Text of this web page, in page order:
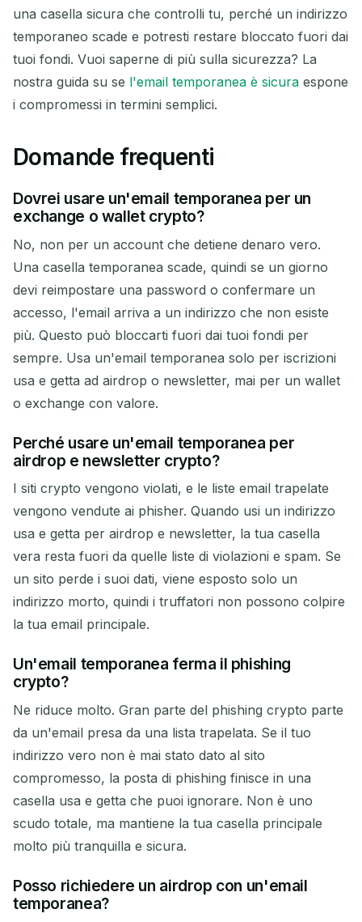
una casella sicura che controlli tu, perché un indirizzo
temporaneo scade e potresti restare bloccato fuori dai
tuoi fondi. Vuoi saperne di più sulla sicurezza? La
nostra guida su se l'email temporanea è sicura espone
i compromessi in termini semplici.
Domande frequenti
Dovrei usare un'email temporanea per un
exchange o wallet crypto?
No, non per un account che detiene denaro vero.
Una casella temporanea scade, quindi se un giorno
devi reimpostare una password o confermare un
accesso, l'email arriva a un indirizzo che non esiste
più. Questo può bloccarti fuori dai tuoi fondi per
sempre. Usa un'email temporanea solo per iscrizioni
usa e getta ad airdrop o newsletter, mai per un wallet
o exchange con valore.
Perché usare un'email temporanea per
airdrop e newsletter crypto?
I siti crypto vengono violati, e le liste email trapelate
vengono vendute ai phisher. Quando usi un indirizzo
usa e getta per airdrop e newsletter, la tua casella
vera resta fuori da quelle liste di violazioni e spam. Se
un sito perde i suoi dati, viene esposto solo un
indirizzo morto, quindi i truffatori non possono colpire
la tua email principale.
Un'email temporanea ferma il phishing
crypto?
Ne riduce molto. Gran parte del phishing crypto parte
da un'email presa da una lista trapelata. Se il tuo
indirizzo vero non è mai stato dato al sito
compromesso, la posta di phishing finisce in una
casella usa e getta che puoi ignorare. Non è uno
scudo totale, ma mantiene la tua casella principale
molto più tranquilla e sicura.
Posso richiedere un airdrop con un'email
temporanea?